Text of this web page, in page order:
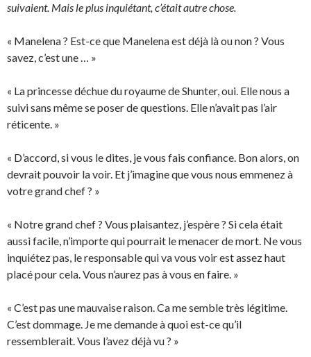
suivaient. Mais le plus inquiétant, c’était autre chose.
« Manelena ? Est-ce que Manelena est déjà là ou non ? Vous
savez, c’est une … »
« La princesse déchue du royaume de Shunter, oui. Elle nous a
suivi sans même se poser de questions. Elle n’avait pas l’air
réticente. »
« D’accord, si vous le dites, je vous fais confiance. Bon alors, on
devrait pouvoir la voir. Et j’imagine que vous nous emmenez à
votre grand chef ? »
« Notre grand chef ? Vous plaisantez, j’espère ? Si cela était
aussi facile, n’importe qui pourrait le menacer de mort. Ne vous
inquiétez pas, le responsable qui va vous voir est assez haut
placé pour cela. Vous n’aurez pas à vous en faire. »
« C’est pas une mauvaise raison. Ca me semble très légitime.
C’est dommage. Je me demande à quoi est-ce qu’il
ressemblerait. Vous l’avez déjà vu ? »